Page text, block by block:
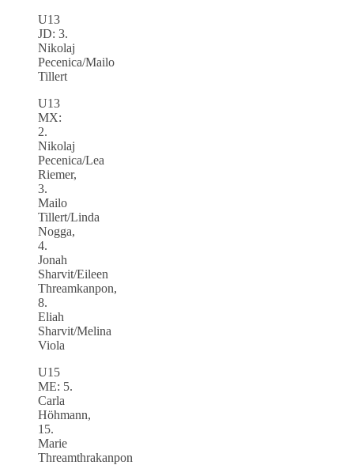
U13
JD: 3.
Nikolaj
Pecenica/Mailo
Tillert
U13
MX:
2.
Nikolaj
Pecenica/Lea
Riemer,
3.
Mailo
Tillert/Linda
Nogga,
4.
Jonah
Sharvit/Eileen
Threamkanpon,
8.
Eliah
Sharvit/Melina
Viola
U15
ME: 5.
Carla
Höhmann,
15.
Marie
Threamthrakanpon